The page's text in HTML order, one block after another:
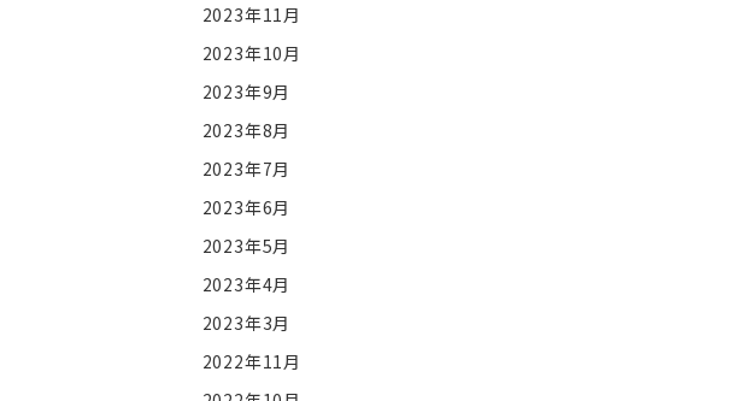
2023年11月
2023年10月
2023年9月
2023年8月
2023年7月
2023年6月
2023年5月
2023年4月
2023年3月
2022年11月